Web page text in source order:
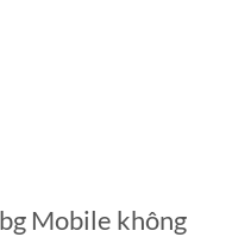
Mobile không